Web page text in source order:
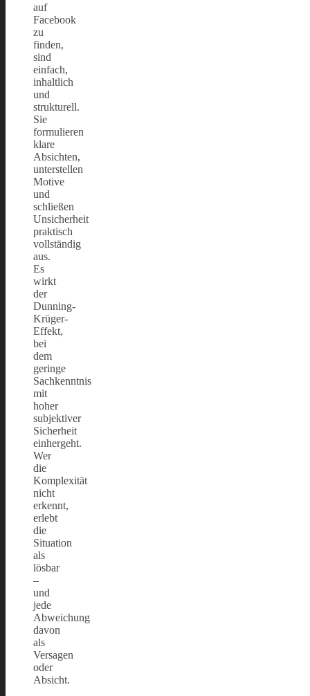
auf
Facebook
zu
finden,
sind
einfach,
inhaltlich
und
strukturell.
Sie
formulieren
klare
Absichten,
unterstellen
Motive
und
schließen
Unsicherheit
praktisch
vollständig
aus.
Es
wirkt
der
Dunning-
Krüger-
Effekt,
bei
dem
geringe
Sachkenntnis
mit
hoher
subjektiver
Sicherheit
einhergeht.
Wer
die
Komplexität
nicht
erkennt,
erlebt
die
Situation
als
lösbar
–
und
jede
Abweichung
davon
als
Versagen
oder
Absicht.